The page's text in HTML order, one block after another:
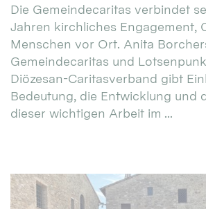
Die Gemeindecaritas verbindet
Jahren kirchliches Engagement,
Menschen vor Ort. Anita
Gemeindecaritas und
Diözesan-Caritasverband gibt
Bedeutung, die Entwicklung und
dieser wichtigen Arbeit im ...